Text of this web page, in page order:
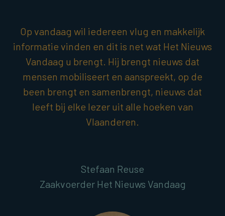
Op vandaag wil iedereen vlug en makkelijk
informatie vinden en dit is net wat Het Nieuws
Vandaag u brengt. Hij brengt nieuws dat
mensen mobiliseert en aanspreekt, op de
been brengt en samenbrengt, nieuws dat
leeft bij elke lezer uit alle hoeken van
Vlaanderen.
Stefaan Reuse
Zaakvoerder Het Nieuws Vandaag